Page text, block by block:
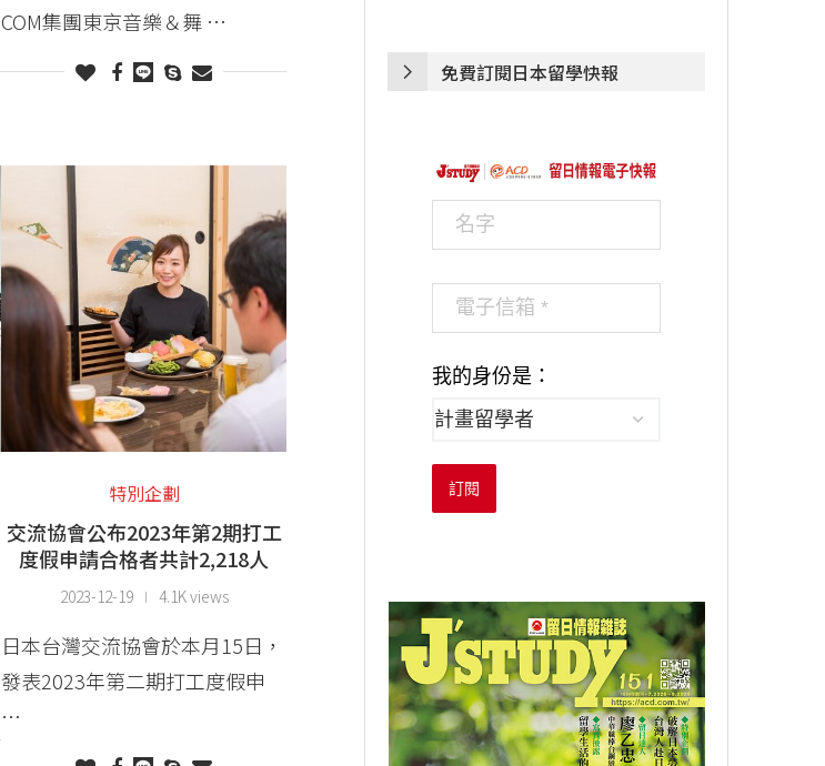
COM集團東京音樂＆舞 …
特別企劃
交流協會公布2023年第2期打工
度假申請合格者共計2,218人
2023-12-19 4.1K views
日本台灣交流協會於本月15日，
發表2023年第二期打工度假申
…
免費訂閱日本留學快報
我的身份是：
訂閱